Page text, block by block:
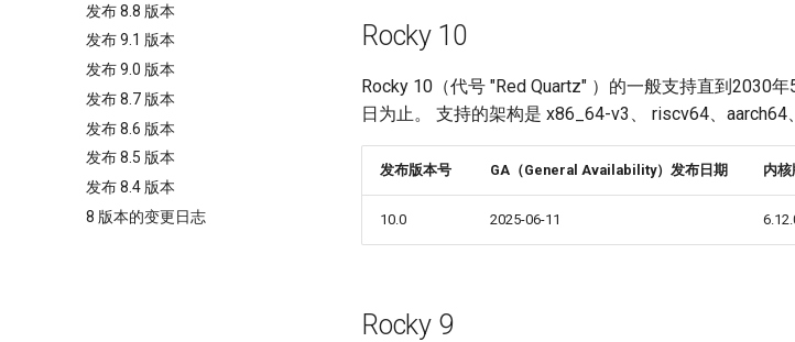
发布 8.8 版本
发布 9.1 版本
发布 9.0 版本
发布 8.7 版本
发布 8.6 版本
发布 8.5 版本
发布 8.4 版本
8 版本的变更日志
Rocky 10
Rocky 10（代号 "Red Quartz" ）的一般支持直到2030
日为止。 支持的架构是 x86_64-v3、 riscv64、aarch64
发布版本号 GA（General Availability）发布日期 内
10.0 2025-06-11
Rocky 9